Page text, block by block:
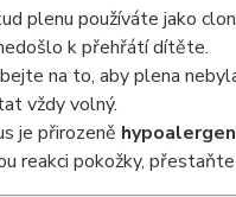
plenu používáte jako
k přehřátí dítěte.
na to, aby plena
vždy volný.
je přirozeně
reakci pokožky,